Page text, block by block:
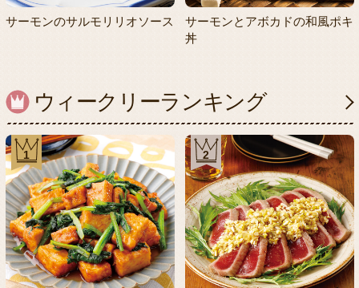
サーモンのサルモリリオソース
サーモンとアボカドの和風ポキ
丼
ウィークリーランキング
1 2